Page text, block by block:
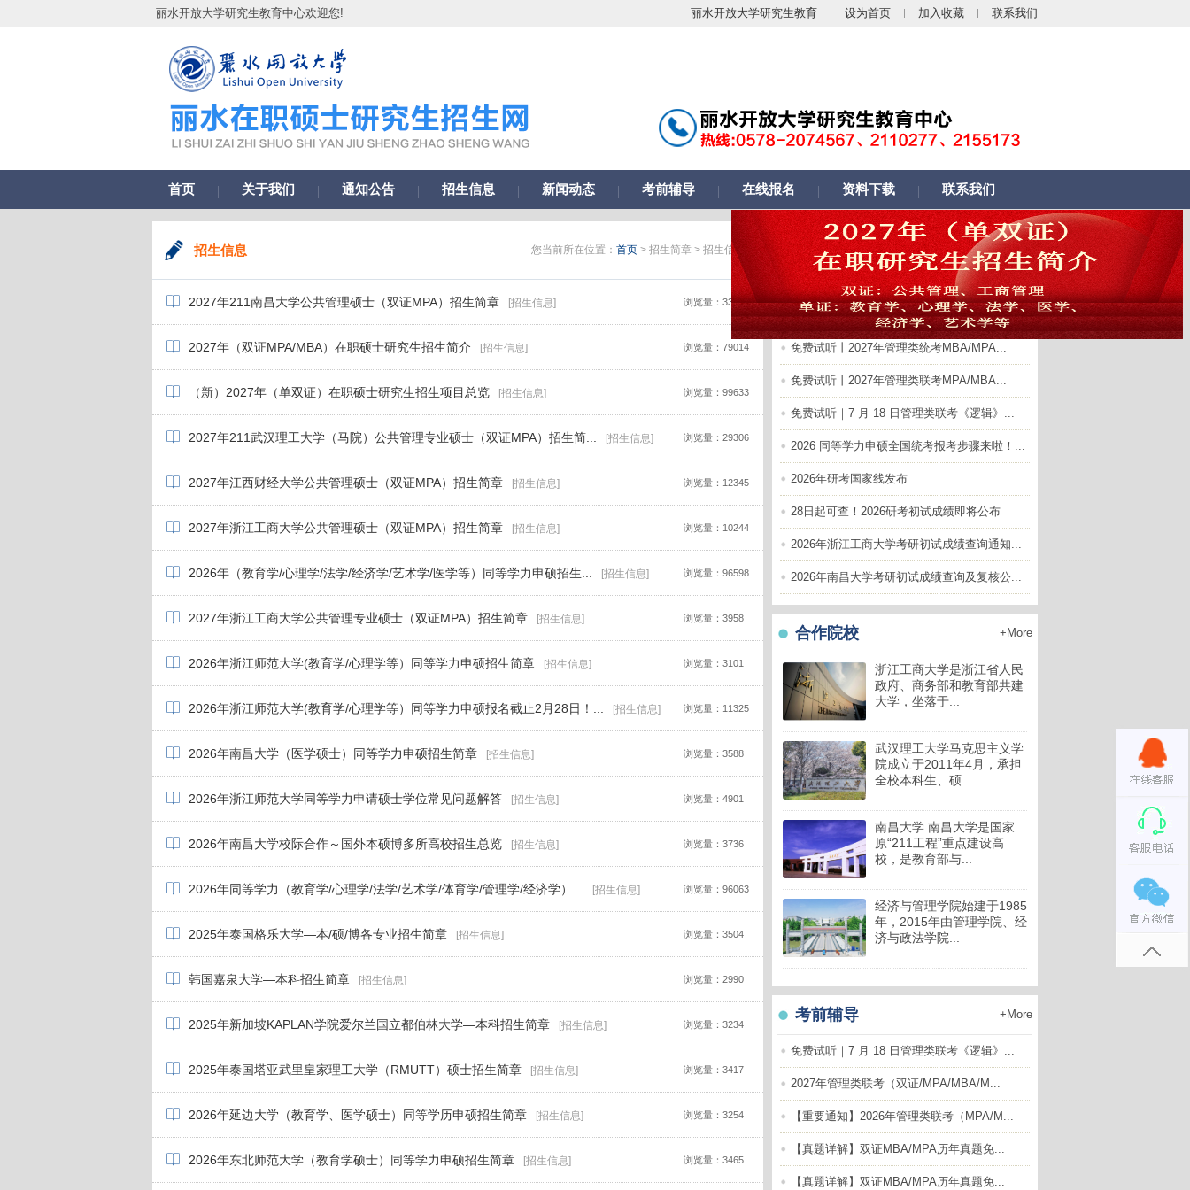
联系我们
加入收藏
设为首页
丽水开放大学研究生教育
丽水开放大学研究生教育中心欢迎您!
首页 关于我们 通知公告 招生信息 新闻动态 考前辅导 在线报名 资料下载 联系我们
在线报名 在线咨询
+More
通知公告
免费试听丨2027年管理类统考MBA/MPA...
免费试听丨2027年管理类联考MPA/MBA...
免费试听｜7 月 18 日管理类联考《逻辑》...
2026 同等学力申硕全国统考报考步骤来啦！...
2026年研考国家线发布
28日起可查！2026研考初试成绩即将公布
2026年浙江工商大学考研初试成绩查询通知...
2026年南昌大学考研初试成绩查询及复核公...
+More
合作院校
浙江工商大学是浙江省人民
政府、商务部和教育部共建
大学，坐落于...
武汉理工大学马克思主义学
院成立于2011年4月，承担
全校本科生、硕...
南昌大学 南昌大学是国家
原“211工程”重点建设高
校，是教育部与...
经济与管理学院始建于1985
年，2015年由管理学院、经
济与政法学院...
+More
考前辅导
免费试听｜7 月 18 日管理类联考《逻辑》...
2027年管理类联考（双证/MPA/MBA/M...
【重要通知】2026年管理类联考（MPA/M...
【真题详解】双证MBA/MPA历年真题免...
【真题详解】双证MBA/MPA历年真题免...
您当前所在位置： 首页 > 招生简章 > 招生信息
招生信息
浏览量：33612
2027年211南昌大学公共管理硕士（双证MPA）招生简章 [招生信息]
浏览量：79014
2027年（双证MPA/MBA）在职硕士研究生招生简介 [招生信息]
浏览量：99633
（新）2027年（单双证）在职硕士研究生招生项目总览 [招生信息]
浏览量：29306
2027年211武汉理工大学（马院）公共管理专业硕士（双证MPA）招生简... [招生信息]
浏览量：12345
2027年江西财经大学公共管理硕士（双证MPA）招生简章 [招生信息]
浏览量：10244
2027年浙江工商大学公共管理硕士（双证MPA）招生简章 [招生信息]
浏览量：96598
2026年（教育学/心理学/法学/经济学/艺术学/医学等）同等学力申硕招生... [招生信息]
浏览量：3958
2027年浙江工商大学公共管理专业硕士（双证MPA）招生简章 [招生信息]
浏览量：3101
2026年浙江师范大学(教育学/心理学等）同等学力申硕招生简章 [招生信息]
浏览量：11325
2026年浙江师范大学(教育学/心理学等）同等学力申硕报名截止2月28日！... [招生信息]
浏览量：3588
2026年南昌大学（医学硕士）同等学力申硕招生简章 [招生信息]
浏览量：4901
2026年浙江师范大学同等学力申请硕士学位常见问题解答 [招生信息]
浏览量：3736
2026年南昌大学校际合作～国外本硕博多所高校招生总览 [招生信息]
浏览量：96063
2026年同等学力（教育学/心理学/法学/艺术学/体育学/管理学/经济学）... [招生信息]
浏览量：3504
2025年泰国格乐大学—本/硕/博各专业招生简章 [招生信息]
浏览量：2990
韩国嘉泉大学—本科招生简章 [招生信息]
浏览量：3234
2025年新加坡KAPLAN学院爱尔兰国立都伯林大学—本科招生简章 [招生信息]
浏览量：3417
2025年泰国塔亚武里皇家理工大学（RMUTT）硕士招生简章 [招生信息]
浏览量：3254
2026年延边大学（教育学、医学硕士）同等学历申硕招生简章 [招生信息]
浏览量：3465
2026年东北师范大学（教育学硕士）同等学力申硕招生简章 [招生信息]